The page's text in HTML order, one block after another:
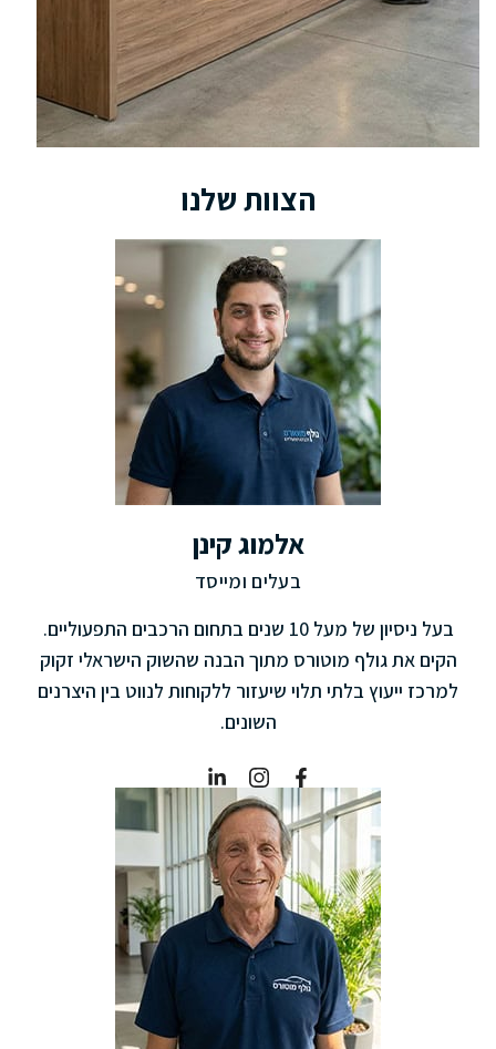
הצוות שלנו
אלמוג קינן
בעלים ומייסד
בעל ניסיון של מעל 10 שנים בתחום הרכבים התפעוליים.
הקים את גולף מוטורס מתוך הבנה שהשוק הישראלי זקוק
למרכז ייעוץ בלתי תלוי שיעזור ללקוחות לנווט בין היצרנים
השונים.